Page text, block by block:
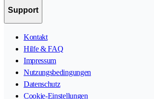
Support
Kontakt
Hilfe & FAQ
Impressum
Nutzungsbedingungen
Datenschutz
Cookie-Einstellungen